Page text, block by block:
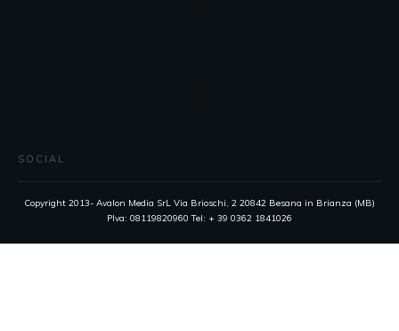
SOCIAL
Copyright 2013- Avalon Media SrL Via Brioschi, 2 20842 Besana in Brianza (MB)
PIva: 08119820960 Tel: + 39 0362 1841026